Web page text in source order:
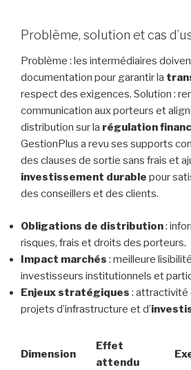
Problème, solution et cas
Problème : les intermédiaires
documentation pour garantir la
respect des exigences. Solution :
communication aux porteurs et
distribution sur la régulation
GestionPlus a revu ses supports
des clauses de sortie sans frais et
investissement durable pour
des conseillers et des clients.
Obligations de distribution:
risques, frais et droits des porteurs.
Impact marchés : meilleure
investisseurs institutionnels et
Enjeux stratégiques : attractivité
projets d’infrastructure et d’
Dimension
Effet
attendu